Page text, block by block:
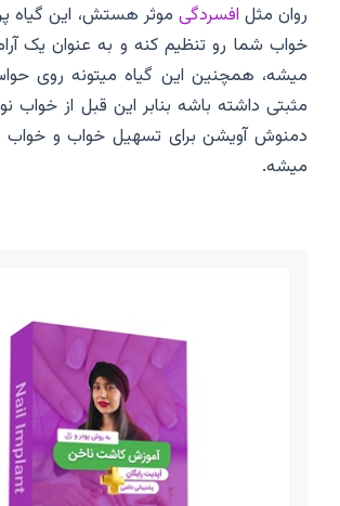
روان مثل افسردگی موثر هستش، این گیاه
خواب شما رو تنظیم کنه و به عنوان یک
میشه، همچنین این گیاه میتونه روی
مثبتی داشته باشه بنابر این قبل از خواب
دمنوش آویشن برای تسهیل خواب و خواب
میشه.